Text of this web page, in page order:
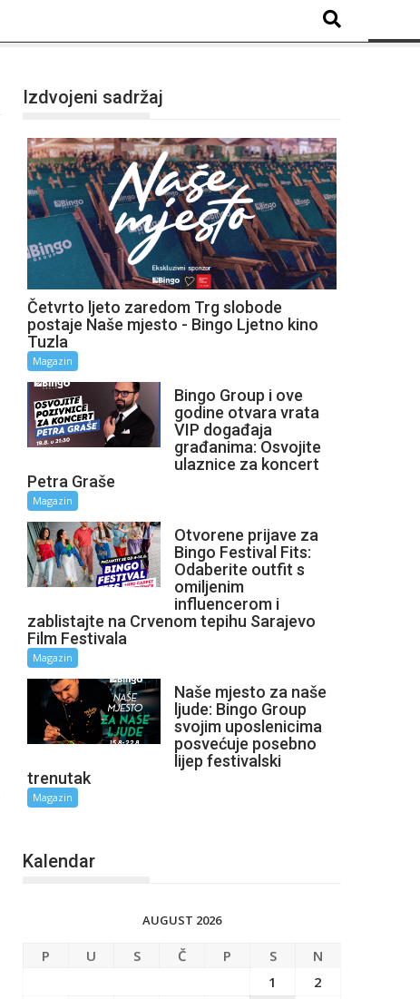
Izdvojeni sadržaj
Četvrto ljeto zaredom Trg slobode
postaje Naše mjesto - Bingo Ljetno kino
Tuzla
Magazin
Bingo Group i ove
godine otvara vrata
VIP događaja
građanima: Osvojite
ulaznice za koncert
Petra Graše
Magazin
Otvorene prijave za
Bingo Festival Fits:
Odaberite outfit s
omiljenim
influencerom i
zablistajte na Crvenom tepihu Sarajevo
Film Festivala
Magazin
Naše mjesto za naše
ljude: Bingo Group
svojim uposlenicima
posvećuje posebno
lijep festivalski
trenutak
Magazin
Kalendar
AUGUST 2026
P U S Č P S
N
1
2